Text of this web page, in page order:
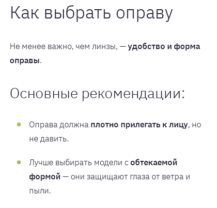
Как выбрать оправу
Не менее важно, чем линзы, —удобство и форма
оправы.
Основные рекомендации:
Оправа должна плотно прилегать к лицу, но
не давить.
Лучше выбирать модели собтекаемой
формой — они защищают глаза от ветра и
пыли.